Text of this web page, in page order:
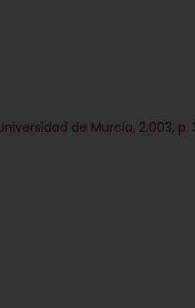
Universidad de Murcia, 2.003, p.